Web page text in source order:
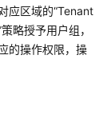
应区域的“Tenant
策略授予用户组，
的操作权限，操